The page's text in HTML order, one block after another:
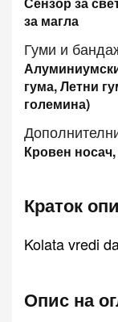
за магла
Гуми и
гума, Летни
големина)
Кровен
Краток
Kolata vredi
Опис на